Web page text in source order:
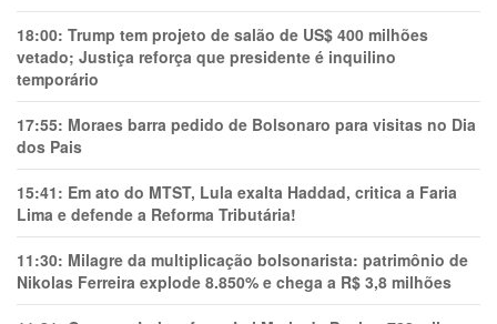
18:00: Trump tem projeto de salão de US$ 400 milhões
vetado; Justiça reforça que presidente é inquilino
temporário
17:55: Moraes barra pedido de Bolsonaro para visitas no Dia
dos Pais
15:41: Em ato do MTST, Lula exalta Haddad, critica a Faria
Lima e defende a Reforma Tributária!
11:30: Milagre da multiplicação bolsonarista: patrimônio de
Nikolas Ferreira explode 8.850% e chega a R$ 3,8 milhões